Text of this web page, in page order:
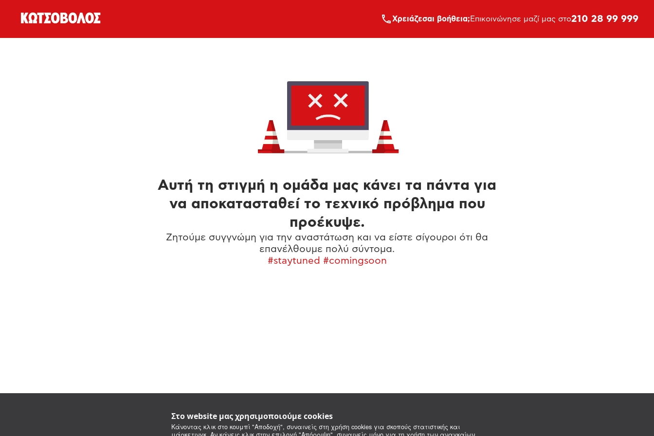
Στο website μας χρησιμοποιούμε cookies
Κάνοντας κλικ στο κουμπί "Αποδοχή", συναινείς στη χρήση cookies για σκοπούς στατιστικής και
Xρειάζεσαι βοήθεια; Επικοινώνησε μαζί μας στο210 28 99 999
Αυτή τη στιγμή η ομάδα μας κάνει τα πάντα για
να αποκατασταθεί το τεχνικό πρόβλημα που
προέκυψε.
Ζητούμε συγγνώμη για την αναστάτωση και να είστε σίγουροι ότι θα
επανέλθουμε πολύ σύντομα.
#staytuned #comingsoon